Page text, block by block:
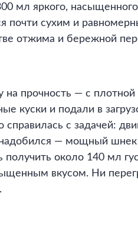
мл яркого,
почти сухим и
отжима и бережной
на прочность — с
куски и подали в
с задачей:
— мощный
около 140 мл
вкусом. Ни